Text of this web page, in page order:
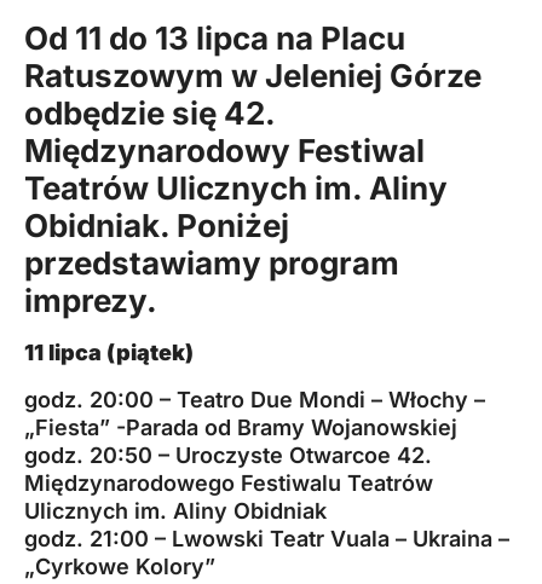
Od 11 do 13 lipca na Placu
Ratuszowym wJeleniej Górze
odbędzie się 42.
Międzynarodowy Festiwal
Teatrów Ulicznych im. Aliny
Obidniak. Poniżej
przedstawiamy program
imprezy.
11 lipca (piątek)
godz. 20:00 – Teatro Due Mondi – Włochy –
„Fiesta” -Parada od Bramy Wojanowskiej
godz. 20:50 – Uroczyste Otwarcoe 42.
Międzynarodowego Festiwalu Teatrów
Ulicznych im. Aliny Obidniak
godz. 21:00 – Lwowski Teatr Vuala – Ukraina –
„Cyrkowe Kolory”